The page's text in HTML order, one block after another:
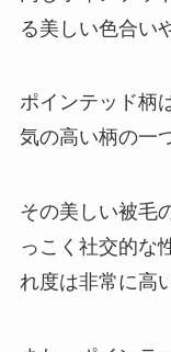
る美しい色合い
ポインテッド柄
気の高い柄の一
その美しい被毛
っこく社交的な
れ度は非常に高